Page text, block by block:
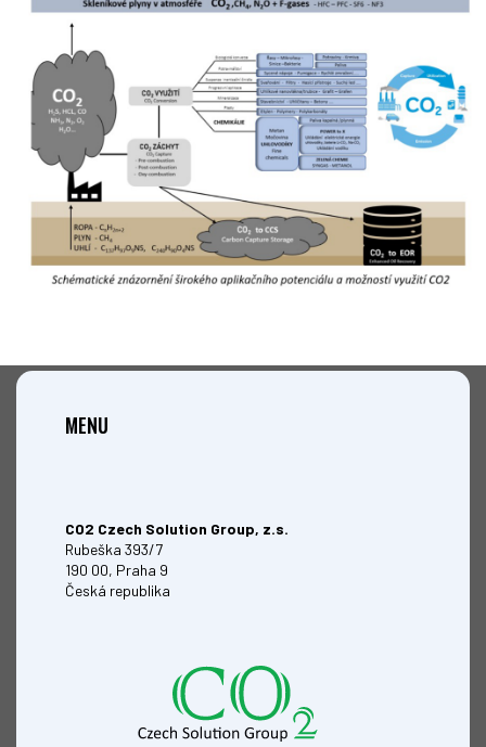
MENU
CO2 Czech Solution Group, z.s.
Rubeška 393/7
190 00, Praha 9
Česká republika